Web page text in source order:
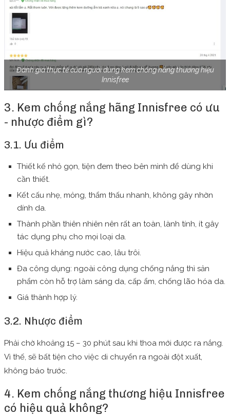
Đánh giá thực tế của người dùng kem chống nắng thương hiệu
Innisfree
3. Kem chống nắng hãng Innisfree có ưu
- nhược điểm gì?
3.1. Ưu điểm
Thiết kế nhỏ gọn, tiện đem theo bên mình để dùng khi
cần thiết.
Kết cấu nhẹ, mỏng, thẩm thấu nhanh, không gây nhờn
dính da.
Thành phần thiên nhiên nên rất an toàn, lành tính, ít gây
tác dụng phụ cho mọi loại da.
Hiệu quả kháng nước cao, lâu trôi.
Đa công dụng: ngoài công dụng chống nắng thì sản
phẩm còn hỗ trợ làm sáng da, cấp ẩm, chống lão hóa da.
Giá thành hợp lý.
3.2. Nhược điểm
Phải chờ khoảng 15 – 30 phút sau khi thoa mới được ra nắng.
Vì thế, sẽ bất tiện cho việc di chuyển ra ngoài đột xuất,
không báo trước.
4. Kem chống nắng thương hiệu Innisfree
có hiệu quả không?